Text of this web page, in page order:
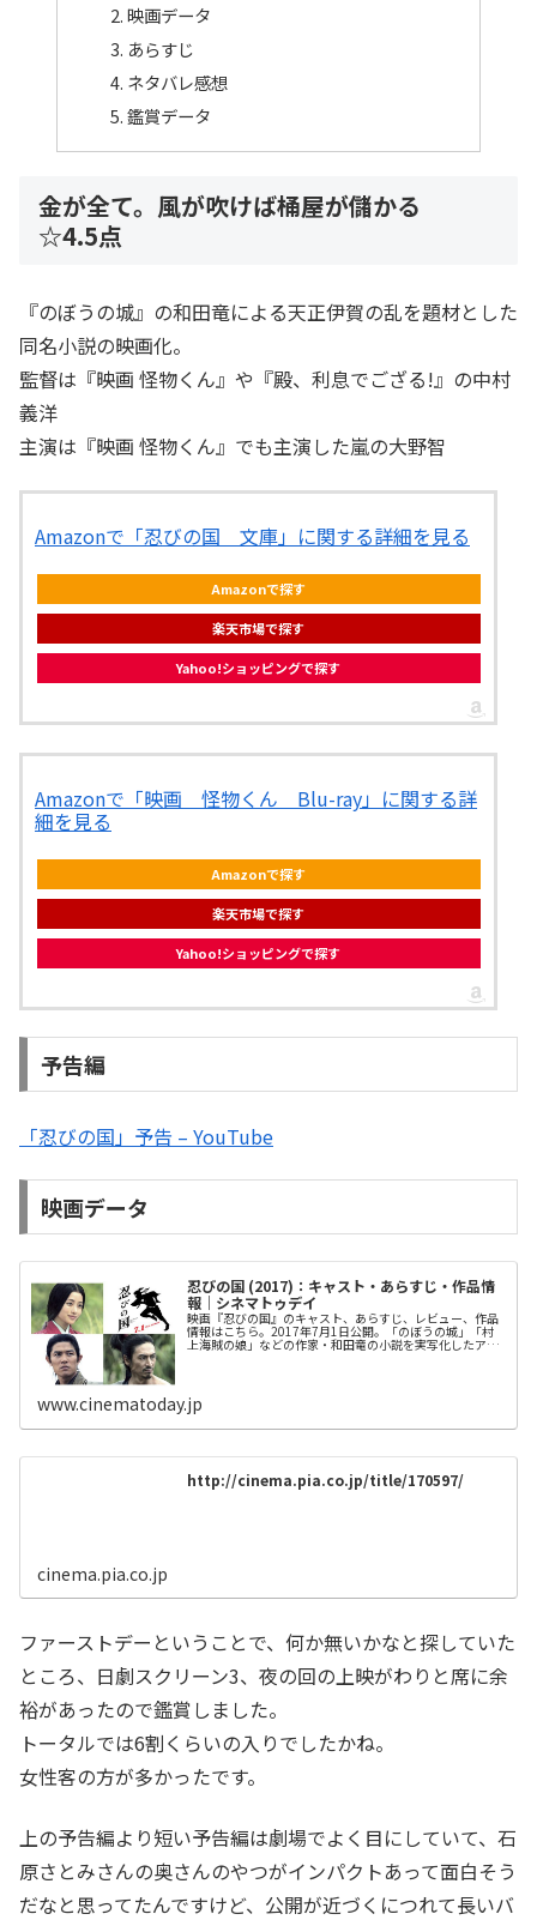
映画データ
あらすじ
ネタバレ感想
鑑賞データ
金が全て。風が吹けば桶屋が儲かる
☆4.5点
『のぼうの城』の和田竜による天正伊賀の乱を題材とした
同名小説の映画化。
監督は『映画 怪物くん』や『殿、利息でござる!』の中村
義洋
主演は『映画 怪物くん』でも主演した嵐の大野智
Amazonで「忍びの国 文庫」に関する詳細を見る
Amazonで探す
楽天市場で探す
Yahoo!ショッピングで探す
Amazonで「映画 怪物くん Blu-ray」に関する詳
細を見る
Amazonで探す
楽天市場で探す
Yahoo!ショッピングで探す
予告編
「忍びの国」予告 – YouTube
映画データ
忍びの国 (2017)：キャスト・あらすじ・作品情
報｜シネマトゥデイ
映画『忍びの国』のキャスト、あらすじ、レビュー、作品
情報はこちら。2017年7月1日公開。「のぼうの城」「村
上海賊の娘」などの作家・和田竜の小説を実写化したアク
www.cinematoday.jp
http://cinema.pia.co.jp/title/170597/
cinema.pia.co.jp
ファーストデーということで、何か無いかなと探していた
ところ、日劇スクリーン3、夜の回の上映がわりと席に余
裕があったので鑑賞しました。
トータルでは6割くらいの入りでしたかね。
女性客の方が多かったです。
上の予告編より短い予告編は劇場でよく目にしていて、石
原さとみさんの奥さんのやつがインパクトあって面白そう
だなと思ってたんですけど、公開が近づくにつれて長いバ